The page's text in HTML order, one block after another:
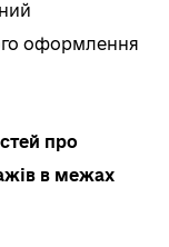
оформлення
про
в межах